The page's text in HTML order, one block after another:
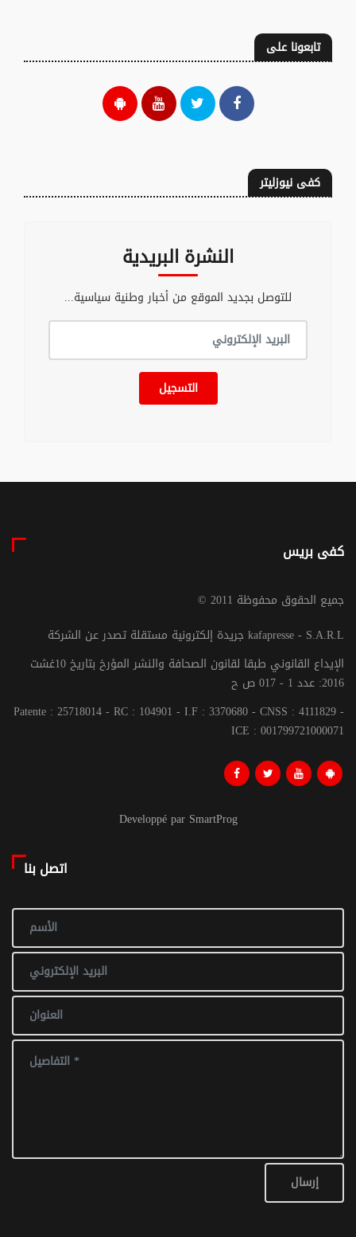
تابعونا على
كفى نيوزليتر
النشرة البريدية
للتوصل بجديد الموقع من أخبار وطنية سياسية...
التسجيل
كفى بريس
© جميع الحقوق محفوظة 2011
جريدة إلكترونية مستقلة تصدر عن الشركة kafapresse - S.A.R.L
الإيداع القانوني طبقا لقانون الصحافة والنشر المؤرخ بتاريخ 10غشت
2016: عدد 1 - 017 ص ح
Patente : 25718014 - RC : 104901 - I.F : 3370680 - CNSS : 4111829 -
ICE : 001799721000071
Developpé par SmartProg
اتصل بنا